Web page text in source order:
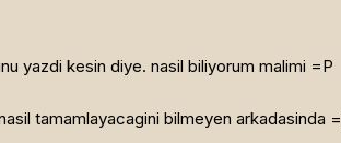
yazdi kesin diye. nasil biliyorum malimi =P
tamamlayacagini bilmeyen arkadasinda